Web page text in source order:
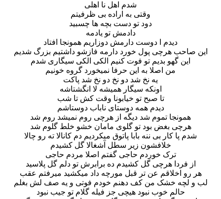
شدم اهل نا اهلی
وقتی به اراده بی ظرفیتم
دود تو دست بچه ها چسبید
دادمش تو یادمه
دیدم ا دوست دارمش دوزاریم همونجا افتاد
این صاحب هرچی پول خورد دارمه فازشو داشتیم بزرگ شدیم
این گهو بدیم تو فوت کنیم الکی الکی سیگاری شدم
من اصلا به این حرفا نمیخورد گروه خونیم
یه نخ شد دو نخ دو نخ شد پاکت
اونکه سیگار همیشه لا انگشتاشه
تا صبح تو خیابونا وقت کش تا شب
دیدم همه دوستای ناباب دوستاشم
همونجا تموم شد دیگه از هرچی روم نمیشد روم شد
هرچی بغض بود تو گلوی مامان خشو خلط گلوم شد
شدم پا کار بی ننه بابا پاتوق میکردیم دم کانالا ته رو چالا
خلافشون زیر سطل آشغالا گل کشیدم
ترک خوردم حاجی گفتم اصلا مردم حاجی
از فردا هرچی گل کشیدم ده برابرش تو دلم گل پلاسید
هر رو اخلاقم عن تر قبل مورچه داد میکشید میرفتم عقب
لب و لچه خشک من کف دهنم خودم فوتی و یه صف لش بغلم
حالم خوب نبود هیچی جز فیله گلام تو جیب نبود